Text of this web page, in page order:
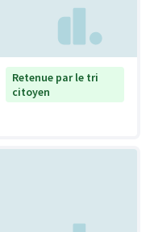
Retenue par le tri
citoyen